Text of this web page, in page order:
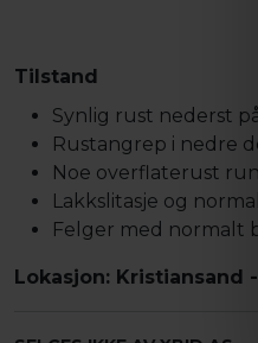
Tilstand
Synlig rust nederst
Rustangrep i nedre
Noe overflaterust
Lakkslitasje og
Felger med normalt
Lokasjon: Kristiansand -